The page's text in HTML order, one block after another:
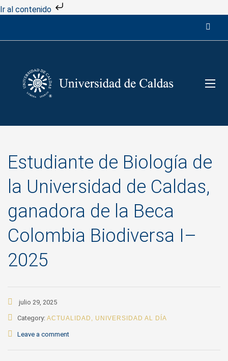
Ir al contenido
Estudiante de Biología de
la Universidad de Caldas,
ganadora de la Beca
Colombia Biodiversa I–
2025
julio 29, 2025
Category: ACTUALIDAD , UNIVERSIDAD AL DÍA
Leave a comment